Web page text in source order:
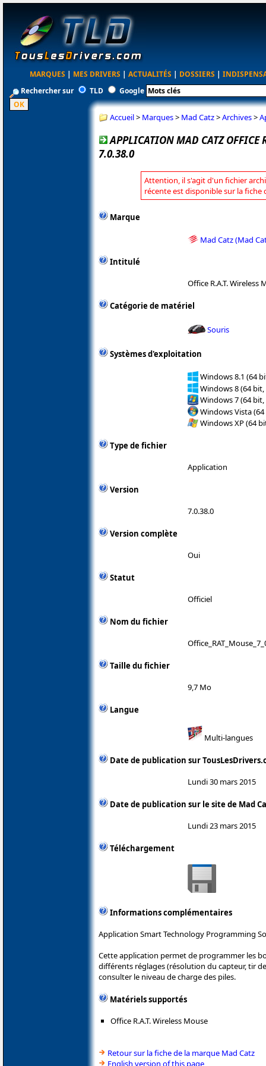
MARQUES | MES DRIVERS | ACTUALITÉS | DOSSIERS |
Rechercher sur
TLD Google
Accueil> Marques> Mad Catz>Archives>
APPLICATION MAD CATZ OFFICE
7.0.38.0
Attention, il s'agit d'un fichier
récente est disponible sur la fiche
Marque
Mad Catz (Mad
Intitulé
Office R.A.T. Wireless
Catégorie de matériel
Souris
Systèmes d'exploitation
Windows 8.1 (64
Windows 8 (64 bit,
Windows 7 (64 bit,
Windows Vista
Windows XP (64
Type de fichier
Application
Version
7.0.38.0
Version complète
Oui
Statut
Officiel
Nom du fichier
Taille du fichier
9,7 Mo
Langue
Multi-langues
Date de publication sur
Lundi 30 mars 2015
Date de publication sur le site de Mad
Lundi 23 mars 2015
Téléchargement
Informations complémentaires
Application Smart Technology Programming
Cette application permet de programmer les
différents réglages (résolution du capteur, tir
consulter le niveau de charge des piles.
Matériels supportés
Office R.A.T. Wireless Mouse
Retour sur la fiche de la marque Mad Catz
English version of this page